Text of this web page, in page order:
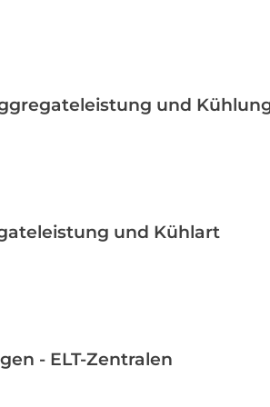
und
und Kühlart
- ELT-Zentralen